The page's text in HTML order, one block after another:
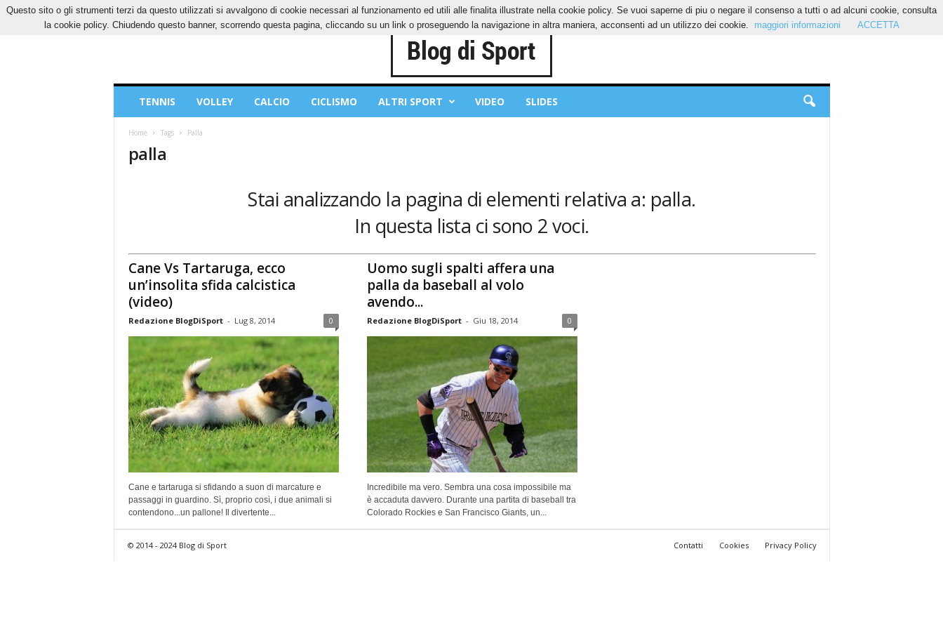
VENERDÌ, 7 AGOSTO 2026 CONTATTI COOKIES PRIVACY POLICY
Sport
TENNIS VOLLEY CALCIO CICLISMO ALTRI SPORT VIDEO SLIDES
Home Tags Palla
palla
Stai analizzando la pagina di elementi relativa a: palla.
In questa lista ci sono 2 voci.
Cane Vs Tartaruga, ecco
un’insolita sfida calcistica
(video)
Redazione BlogDiSport - Lug 8, 2014 0
Cane e tartaruga si sfidando a suon di marcature e
passaggi in guardino. Sì, proprio così, i due animali si
contendono...un pallone! Il divertente...
Uomo sugli spalti affera una
palla da baseball al volo
avendo...
Redazione BlogDiSport - Giu 18, 2014 0
Incredibile ma vero. Sembra una cosa impossibile ma
è accaduta davvero. Durante una partita di baseball tra
Colorado Rockies e San Francisco Giants, un...
Contatti Cookies Privacy Policy
© 2014 - 2024 Blog di Sport
Questo sito o gli strumenti terzi da questo utilizzati si avvalgono di cookie necessari al funzionamento ed utili alle finalita illustrate nella cookie policy. Se vuoi saperne di piu o negare il consenso a tutti o ad alcuni cookie, consulta
la cookie policy. Chiudendo questo banner, scorrendo questa pagina, cliccando su un link o proseguendo la navigazione in altra maniera, acconsenti ad un utilizzo dei cookie.
maggiori informazioni ACCETTA